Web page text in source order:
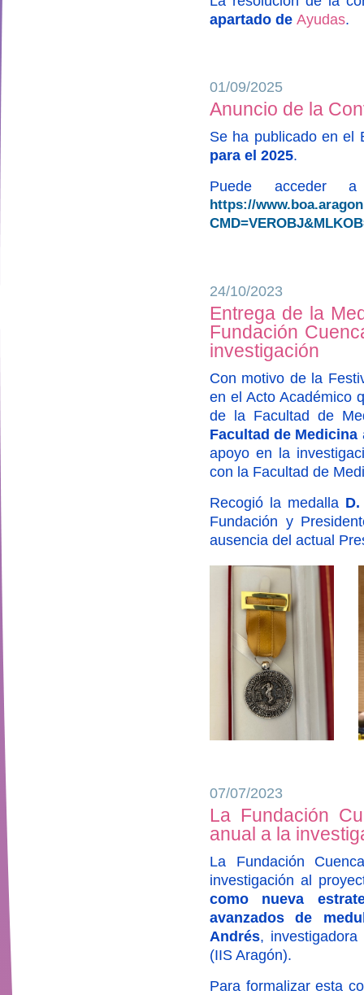
apartado de Ayudas.
01/09/2025
Anuncio de la
Se ha publicado en el
para el 2025.
Puede acceder
https://
24/10/2023
Entrega de la
Fundación
investigación
Con motivo de la
en el Acto Académico
de la Facultad de
Facultad de Medicina
apoyo en la
con la Facultad de
Recogió la medalla
Fundación y
ausencia del actual
07/07/2023
La Fundación
anual a la
La Fundación
investigación al
como nueva
avanzados de
Andrés,
(IIS Aragón).
Para formalizar esta